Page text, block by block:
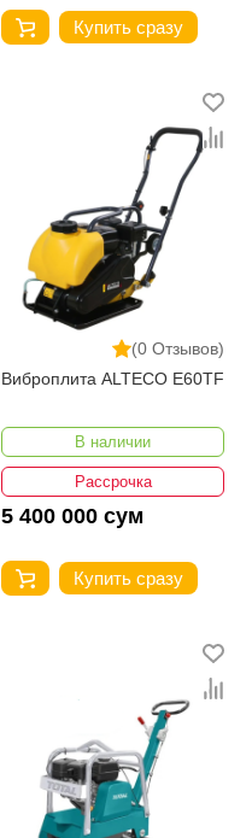
Купить сразу
(0 Отзывов)
Виброплита ALTECO E60TF
В наличии
Рассрочка
5 400 000 сум
Купить сразу